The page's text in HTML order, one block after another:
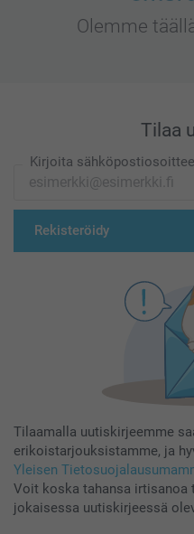
Olemme
Tilaa
Kirjoita
Rekisteröidy
Tilaamalla uutiskirjeemme
erikoistarjouksistamme, ja
Yleisen
Voit koska tahansa irtisanoa
jokaisessa uutiskirjeessä